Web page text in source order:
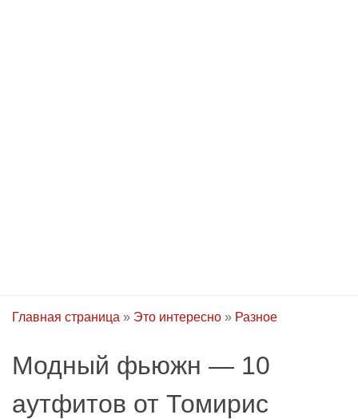
Главная страница » Это интересно » Разное
Модный фьюжн — 10
аутфитов от Томирис